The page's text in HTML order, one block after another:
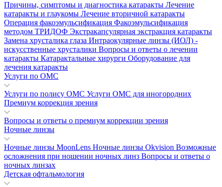
Причины, симптомы и диагностика катаракты Лечение
катаракты и глаукомы Лечение вторичной катаракты
Операция факоэмульсификация Факоэмульсификация
методом ТРИДОФ Экстракапсулярная экстракция катаракты
Замена хрусталика глаза Интраокулярные линзы (ИОЛ) -
искусственные хрусталики Вопросы и ответы о лечении
катаракты Катарактальные хирурги Оборудование для
лечения катаракты
Услуги по ОМС
Услуги по полису ОМС Услуги ОМС для иногородних
Премиум коррекция зрения
Вопросы и ответы о премиум коррекции зрения
Ночные линзы
Ночные линзы MoonLens Ночные линзы Okvision Возможные
осложнения при ношении ночных линз Вопросы и ответы о
ночных линзах
Детская офтальмология